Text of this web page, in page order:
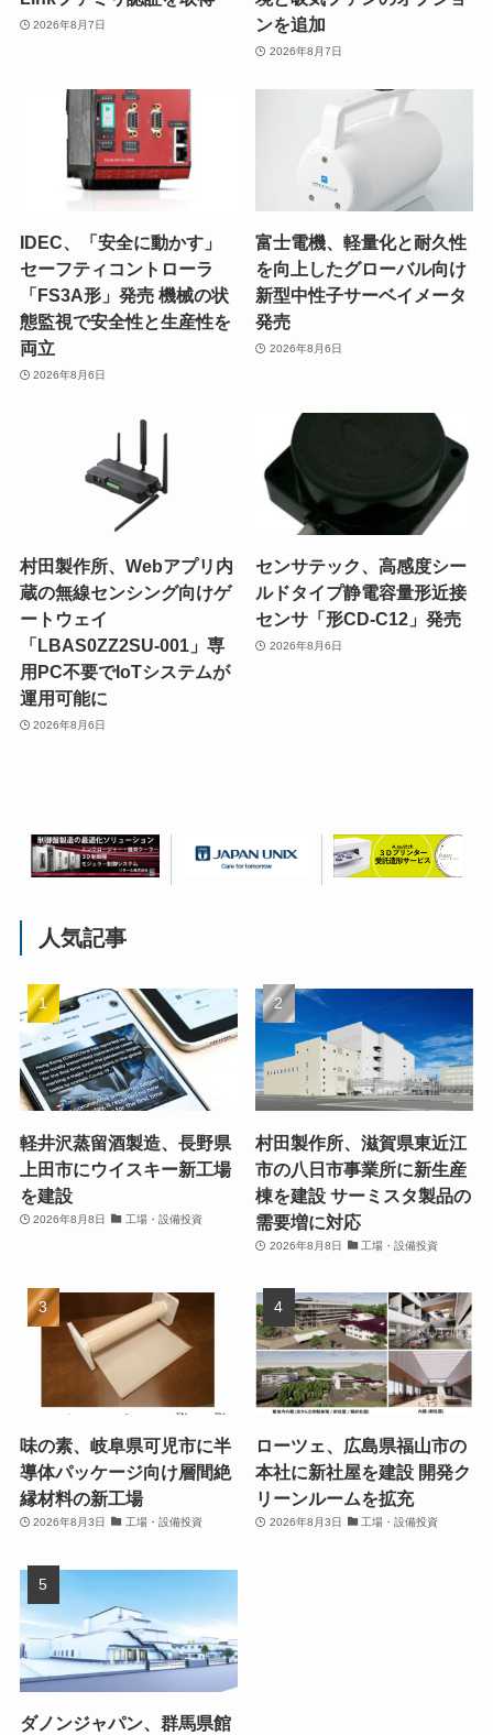
2026年8月7日
ンを追加
2026年8月7日
IDEC、「安全に動かす」
セーフティコントローラ
「FS3A形」発売 機械の状
態監視で安全性と生産性を
両立
2026年8月6日
富士電機、軽量化と耐久性
を向上したグローバル向け
新型中性子サーベイメータ
発売
2026年8月6日
村田製作所、Webアプリ内
蔵の無線センシング向けゲ
ートウェイ
「LBAS0ZZ2SU-001」専
用PC不要でIoTシステムが
運用可能に
2026年8月6日
センサテック、高感度シー
ルドタイプ静電容量形近接
センサ「形CD-C12」発売
2026年8月6日
人気記事
軽井沢蒸留酒製造、長野県
上田市にウイスキー新工場
を建設
2026年8月8日 工場・設備投資
村田製作所、滋賀県東近江
市の八日市事業所に新生産
棟を建設 サーミスタ製品の
需要増に対応
2026年8月8日 工場・設備投資
味の素、岐阜県可児市に半
導体パッケージ向け層間絶
縁材料の新工場
2026年8月3日 工場・設備投資
ローツェ、広島県福山市の
本社に新社屋を建設 開発ク
リーンルームを拡充
2026年8月3日 工場・設備投資
ダノンジャパン、群馬県館